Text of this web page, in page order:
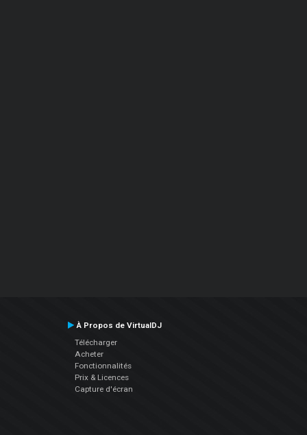
À Propos de VirtualDJ
Télécharger
Acheter
Fonctionnalités
Prix & Licences
Capture d'écran